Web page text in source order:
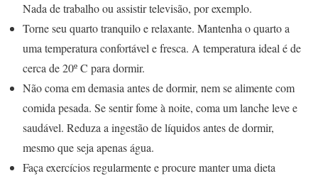
Nada de trabalho ou assistir televisão, por exemplo.
Torne seu quarto tranquilo e relaxante. Mantenha o quarto a
uma temperatura confortável e fresca. A temperatura ideal é de
cerca de 20º C para dormir.
Não coma em demasia antes de dormir, nem se alimente com
comida pesada. Se sentir fome à noite, coma um lanche leve e
saudável. Reduza a ingestão de líquidos antes de dormir,
mesmo que seja apenas água.
Faça exercícios regularmente e procure manter uma dieta